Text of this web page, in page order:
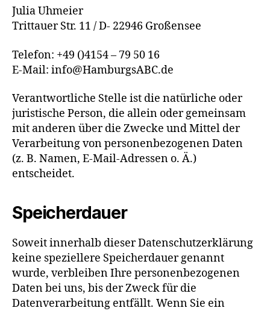
Julia Uhmeier
Trittauer Str. 11 / D- 22946 Großensee
Telefon: +49 ()4154 – 79 50 16
E-Mail: info@HamburgsABC.de
Verantwortliche Stelle ist die natürliche oder
juristische Person, die allein oder gemeinsam
mit anderen über die Zwecke und Mittel der
Verarbeitung von personenbezogenen Daten
(z. B. Namen, E-Mail-Adressen o. Ä.)
entscheidet.
Speicherdauer
Soweit innerhalb dieser Datenschutzerklärung
keine speziellere Speicherdauer genannt
wurde, verbleiben Ihre personenbezogenen
Daten bei uns, bis der Zweck für die
Datenverarbeitung entfällt. Wenn Sie ein